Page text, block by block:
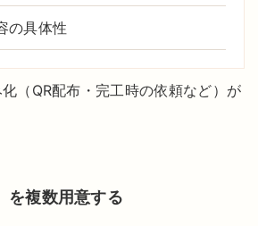
の具体性
（QR配布・完工時の依頼など）が
複数用意する